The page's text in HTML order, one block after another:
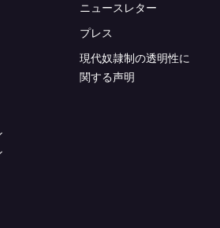
ニュースレター
プレス
現代奴隷制の透明性に
関する声明